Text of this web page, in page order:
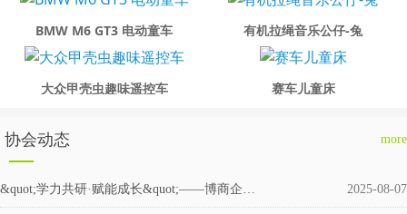
BMW M6 GT3 电动童车 有机拉绳音乐公仔-兔
大众甲壳虫趣味遥控车 赛车儿童床
协会动态 more
&quot;学力共研·赋能成长&quot;——博商企业交流会圆满举行 2025-08-07